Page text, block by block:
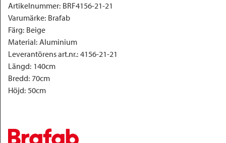
Artikelnummer: BRF4156-21-21
Varumärke: Brafab
Färg: Beige
Material: Aluminium
Leverantörens art.nr.: 4156-21-21
Längd: 140cm
Bredd: 70cm
Höjd: 50cm